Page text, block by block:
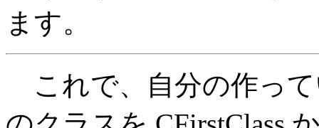
ます。
これで、自分の作っ